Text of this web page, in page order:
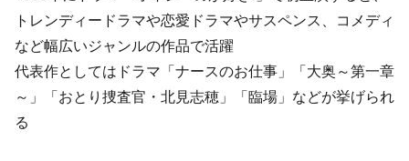
トレンディードラマや恋愛ドラマやサスペンス、コメディ
など幅広いジャンルの作品で活躍
代表作としてはドラマ「ナースのお仕事」「大奥～第一章
～」「おとり捜査官・北見志穂」「臨場」などが挙げられ
る